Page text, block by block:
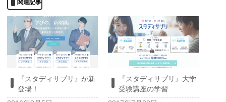
関連記事
『スタディサプリ』が新
登場！
『スタディサプリ』大学
受験講座の学習